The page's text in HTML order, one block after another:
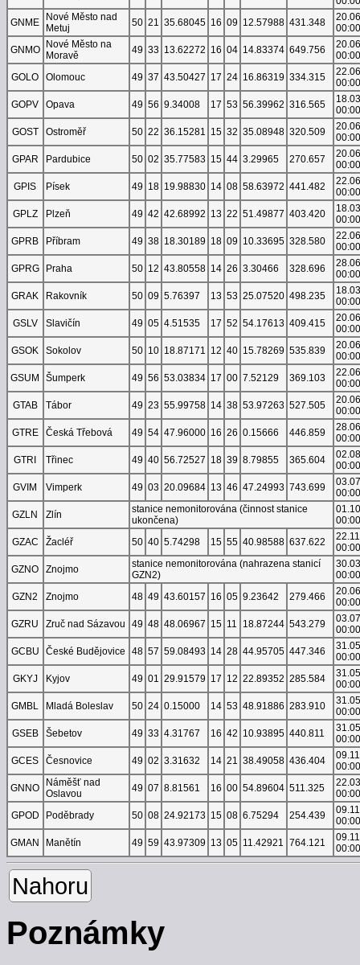
GNME
Nové Město nad
Metuj
50 21 35.68045 16 09 12.57988 431.348
00:00
GNMO
Nové Město na
Moravě
49 33 13.62272 16 04 14.83374 649.756
00:00
GOLO
Olomouc 49 37 43.50427 17 24 16.86319 334.315
00:00
GOPV
Opava 49 56 9.34008 17 53 56.39962 316.565
00:00
GOST
Ostroměř 50 22 36.15281 15 32 35.08948 320.509
00:00
GPAR
Pardubice 50 02 35.77583 15 44 3.29965 270.657
00:00
GPIS
Písek 49 18 19.98830 14 08 58.63972 441.482
00:00
GPLZ
Plzeň 49 42 42.68992 13 22 51.49877 403.420
00:00
GPRB
Příbram 49 38 18.30189 18 09 10.33695 328.580
00:00
GPRG
Praha 50 12 43.80558 14 26 3.30466 328.696
00:00
GRAK
Rakovník 50 09 5.76397 13 53 25.07520 498.235
00:00
GSLV
Slavičín 49 05 4.51535 17 52 54.17613 409.415
00:00
GSOK
Sokolov 50 10 18.87171 12 40 15.78269 535.839
00:00
GSUM
Šumperk 49 56 53.03834 17 00 7.52129 369.103
00:00
GTAB
Tábor 49 23 55.99758 14 38 53.97263 527.505
00:00
GTRE
Česká Třebová 49 54 47.96000 16 26 0.15666 446.859
00:00
GTRI
Třinec 49 40 56.72527 18 39 8.79855 365.604
00:00
GVIM
Vimperk 49 03 20.09684 13 46 47.24993 743.699
00:00
GZLN
Zlín
stanice nemonitorována (činnost stanice
ukončena)
00:00
GZAC
Žacléř 50 40 5.74298 15 55 40.98588 637.622
00:00
GZNO
Znojmo
stanice nemonitorována (nahrazena stanicí
GZN2)
00:00
GZN2
Znojmo 48 49 43.60157 16 05 9.23642 279.466
00:00
GZRU
Zruč nad Sázavou 49 48 48.06967 15 11 18.87244 543.279
00:00
GCBU
České Budějovice 48 57 59.08493 14 28 44.95705 447.346
00:00
GKYJ
Kyjov 49 01 29.91579 17 12 22.89352 285.584
00:00
GMBL
Mladá Boleslav 50 24 0.15000 14 53 48.91886 283.910
00:00
GSEB
Šebetov 49 33 4.31767 16 42 10.93895 440.811
00:00
GCES
Česnovice 49 02 3.31632 14 21 38.49058 436.404
00:00
GNNO
Náměšť nad
Oslavou
49 07 8.81561 16 00 54.89604 511.325
00:00
GPOD
Poděbrady 50 08 24.92173 15 08 6.75294 254.439
00:00
GMAN
Manětín 49 59 43.97309 13 05 11.42921 764.121
00:00
Nahoru
Poznámky